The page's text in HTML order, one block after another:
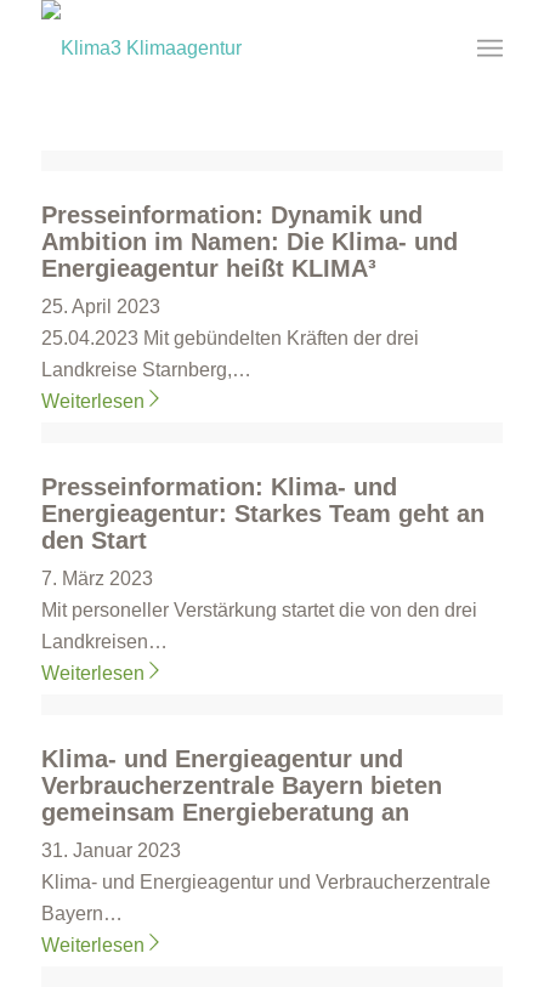
Presseinformation: Dynamik und
Ambition im Namen: Die Klima- und
Energieagentur heißt KLIMA³
25. April 2023
25.04.2023 Mit gebündelten Kräften der drei
Landkreise Starnberg,…
Weiterlesen
Presseinformation: Klima- und
Energieagentur: Starkes Team geht an
den Start
7. März 2023
Mit personeller Verstärkung startet die von den drei
Landkreisen…
Weiterlesen
Klima- und Energieagentur und
Verbraucherzentrale Bayern bieten
gemeinsam Energieberatung an
31. Januar 2023
Klima- und Energieagentur und Verbraucherzentrale
Bayern…
Weiterlesen